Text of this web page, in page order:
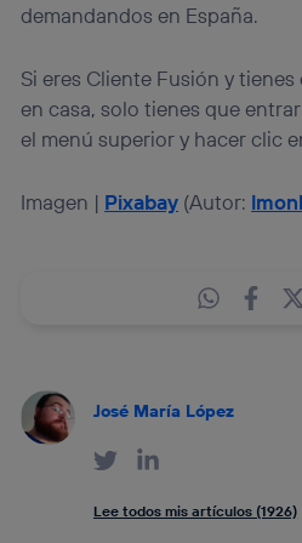
demandandos en España.
Si eres Cliente Fusión y tienes
en casa, solo tienes que
el menú superior y hacer clic
Imagen | Pixabay (Autor:
José María López
Lee todos mis artículos (1926)